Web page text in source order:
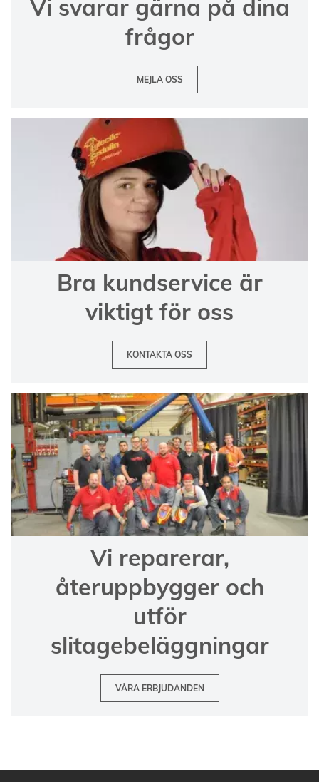
Vi svarar gärna på dina
frågor
MEJLA OSS
Bra kundservice är
viktigt för oss
KONTAKTA OSS
Vi reparerar,
återuppbygger och
utför
slitagebeläggningar
VÅRA ERBJUDANDEN